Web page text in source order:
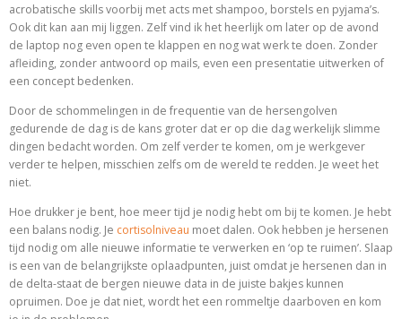
acrobatische skills voorbij met acts met shampoo, borstels en pyjama’s.
Ook dit kan aan mij liggen. Zelf vind ik het heerlijk om later op de avond
de laptop nog even open te klappen en nog wat werk te doen. Zonder
afleiding, zonder antwoord op mails, even een presentatie uitwerken of
een concept bedenken.
Door de schommelingen in de frequentie van de hersengolven
gedurende de dag is de kans groter dat er op die dag werkelijk slimme
dingen bedacht worden. Om zelf verder te komen, om je werkgever
verder te helpen, misschien zelfs om de wereld te redden. Je weet het
niet.
Hoe drukker je bent, hoe meer tijd je nodig hebt om bij te komen. Je hebt
een balans nodig. Je cortisolniveau moet dalen. Ook hebben je hersenen
tijd nodig om alle nieuwe informatie te verwerken en ‘op te ruimen’. Slaap
is een van de belangrijkste oplaadpunten, juist omdat je hersenen dan in
de delta-staat de bergen nieuwe data in de juiste bakjes kunnen
opruimen. Doe je dat niet, wordt het een rommeltje daarboven en kom